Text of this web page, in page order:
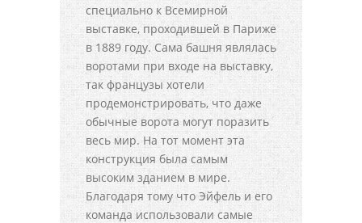
специально к Всемирной
выставке, проходившей в Париже
в 1889 году. Сама башня являлась
воротами при входе на выставку,
так французы хотели
продемонстрировать, что даже
обычные ворота могут поразить
весь мир. На тот момент эта
конструкция была самым
высоким зданием в мире.
Благодаря тому что Эйфель и его
команда использовали самые